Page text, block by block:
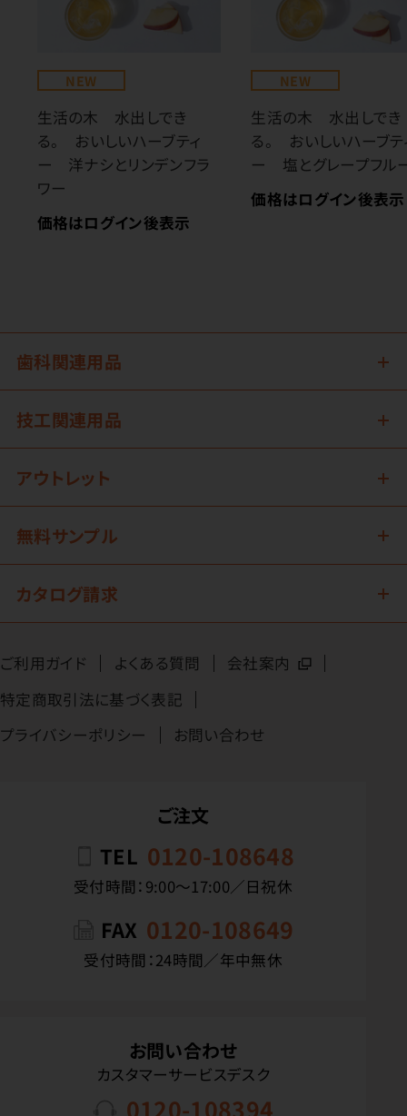
NEW
生活の木 水出しでき
る。 おいしいハーブティ
ー 洋ナシとリンデンフラ
ワー
価格はログイン後表示
NEW
生活の木 水出しでき
る。 おいしいハーブテ
ー 塩とグレープフル
価格はログイン後表示
歯科関連用品
技工関連用品
アウトレット
無料サンプル
カタログ請求
ご利用ガイド よくある質問
会社案内
特定商取引法に基づく表記
プライバシーポリシー
お問い合わせ
ご注文
TEL 0120-108648
受付時間：9:00〜17:00／日祝休
FAX 0120-108649
受付時間：24時間／年中無休
お問い合わせ
カスタマーサービスデスク
0120-108394